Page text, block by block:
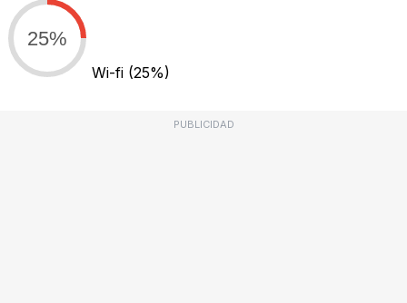
25%
Wi-fi (25%)
PUBLICIDAD